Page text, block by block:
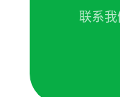
联系我